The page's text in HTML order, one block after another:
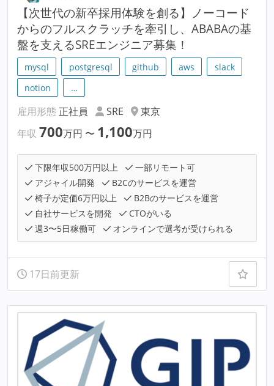
【次世代の新卒採用体験を創る】ノーコード
からのフルスクラッチを牽引し、ABABAの基
盤を支えるSREエンジニア募集！
mysql postgresql github aws
slack
notion
…
雇用形態 正社員 SRE
東京
年収 700万円 〜 1,100万円
下限年収500万円以上
一部リモート可
アジャイル開発
B2Cのサービスを運営
椅子が定価6万円以上
B2Bのサービスを運営
自社サービスを開発
CTOがいる
週3〜5日稼働可
オンラインで選考が受けられる
17日前更新